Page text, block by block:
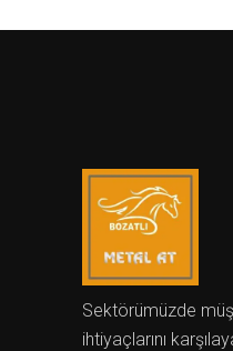
Sektörümüzde
ihtiyaçlarını